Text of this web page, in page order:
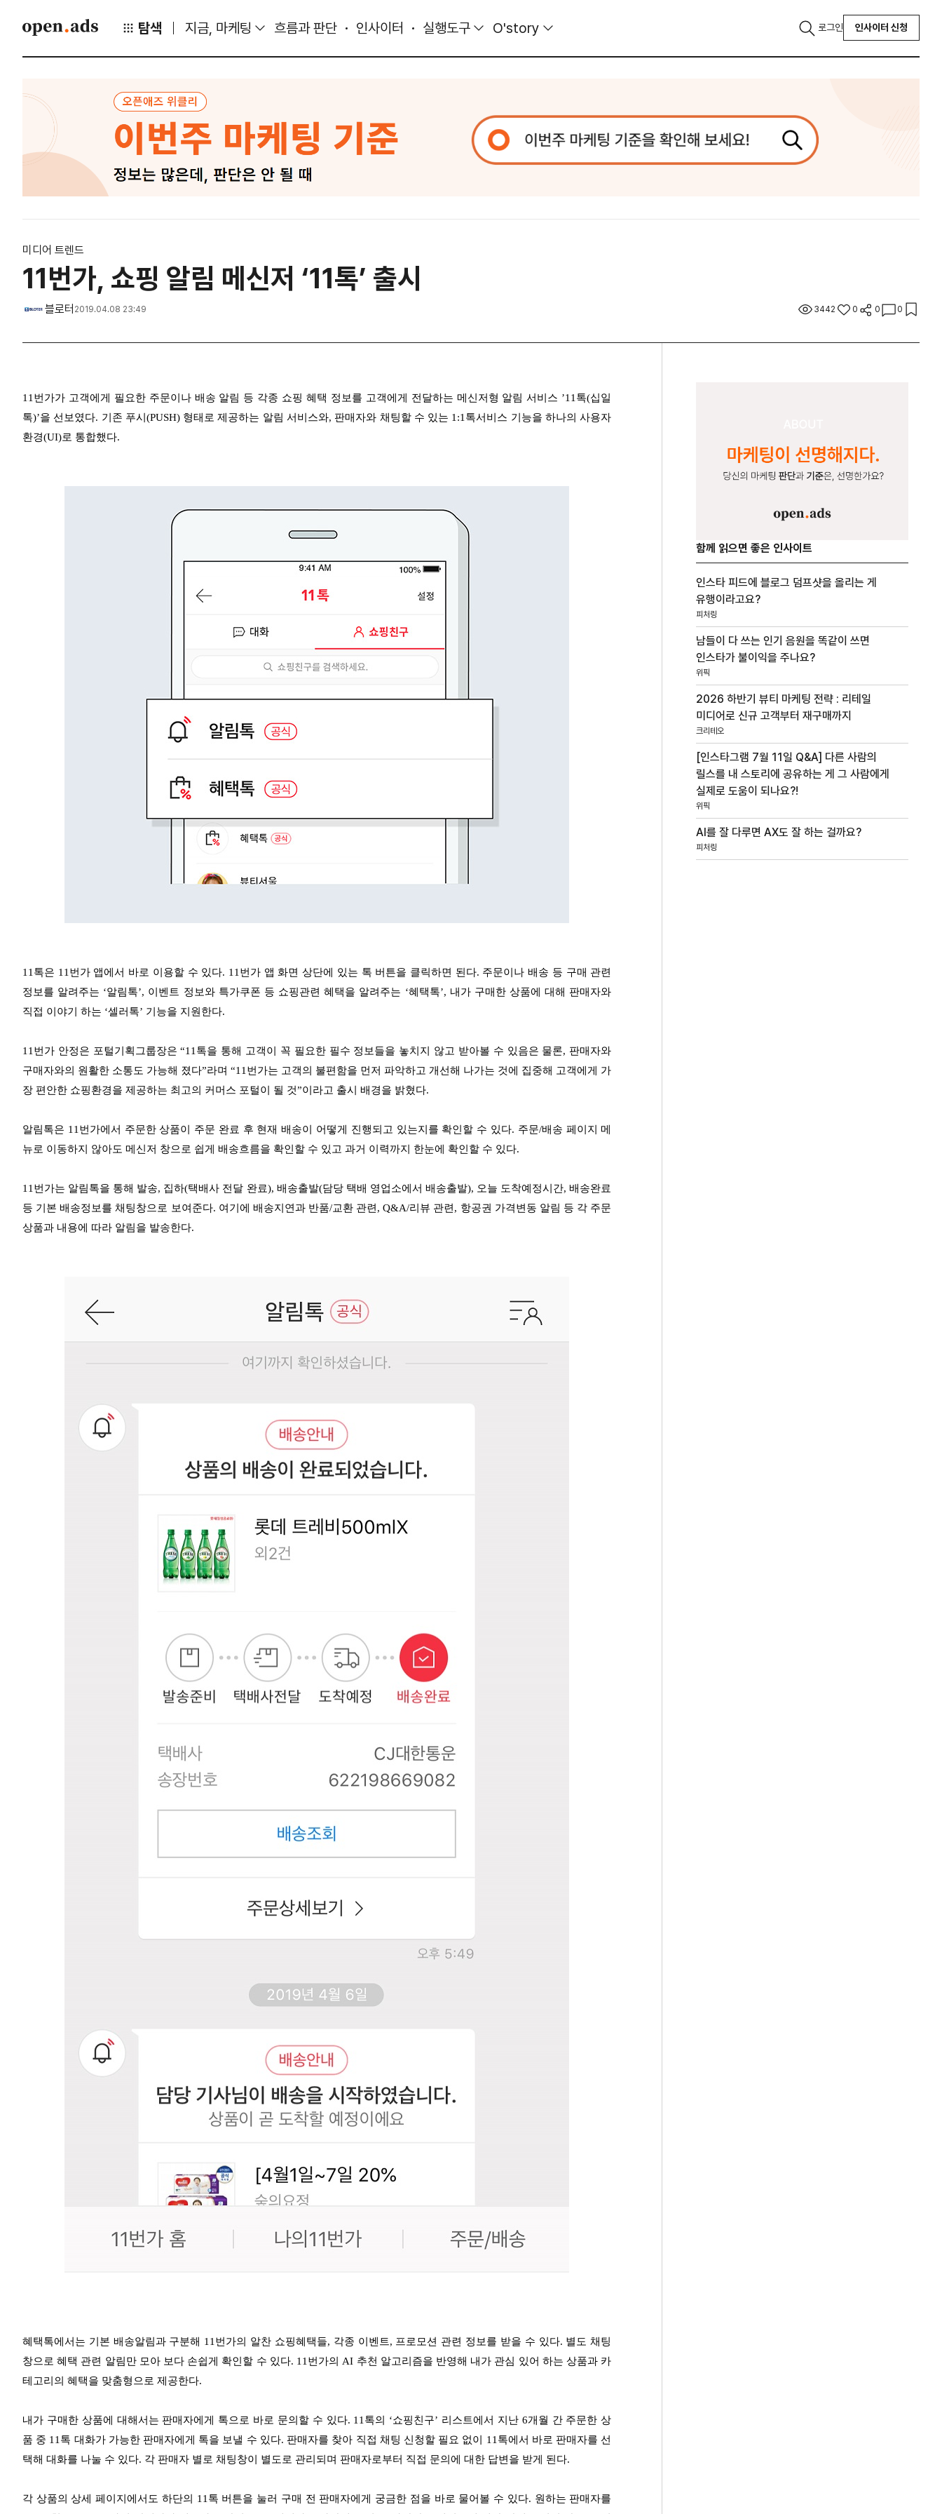
탐색 지금, 마케팅 흐름과 판단 인사이터 실행도구 O'story 로그인 인사이터 신청
미디어 트렌드
11번가, 쇼핑 알림 메신저 ‘11톡’ 출시
블로터 2019.04.08 23:49 3442 0 0 0
11번가가 고객에게 필요한 주문이나 배송 알림 등 각종 쇼핑 혜택 정보를 고객에게 전달하는 메신저형 알림 서비스 ’11톡(십일
톡)’을 선보였다. 기존 푸시(PUSH) 형태로 제공하는 알림 서비스와, 판매자와 채팅할 수 있는 1:1톡서비스 기능을 하나의 사용자
환경(UI)로 통합했다.
11톡은 11번가 앱에서 바로 이용할 수 있다. 11번가 앱 화면 상단에 있는 톡 버튼을 클릭하면 된다. 주문이나 배송 등 구매 관련
정보를 알려주는 ‘알림톡’, 이벤트 정보와 특가쿠폰 등 쇼핑관련 혜택을 알려주는 ‘혜택톡’, 내가 구매한 상품에 대해 판매자와
직접 이야기 하는 ‘셀러톡’ 기능을 지원한다.
11번가 안정은 포털기획그룹장은 “11톡을 통해 고객이 꼭 필요한 필수 정보들을 놓치지 않고 받아볼 수 있음은 물론, 판매자와
구매자와의 원활한 소통도 가능해 졌다”라며 “11번가는 고객의 불편함을 먼저 파악하고 개선해 나가는 것에 집중해 고객에게 가
장 편안한 쇼핑환경을 제공하는 최고의 커머스 포털이 될 것”이라고 출시 배경을 밝혔다.
알림톡은 11번가에서 주문한 상품이 주문 완료 후 현재 배송이 어떻게 진행되고 있는지를 확인할 수 있다. 주문/배송 페이지 메
뉴로 이동하지 않아도 메신저 창으로 쉽게 배송흐름을 확인할 수 있고 과거 이력까지 한눈에 확인할 수 있다.
11번가는 알림톡을 통해 발송, 집하(택배사 전달 완료), 배송출발(담당 택배 영업소에서 배송출발), 오늘 도착예정시간, 배송완료
등 기본 배송정보를 채팅창으로 보여준다. 여기에 배송지연과 반품/교환 관련, Q&A/리뷰 관련, 항공권 가격변동 알림 등 각 주문
상품과 내용에 따라 알림을 발송한다.
혜택톡에서는 기본 배송알림과 구분해 11번가의 알찬 쇼핑혜택들, 각종 이벤트, 프로모션 관련 정보를 받을 수 있다. 별도 채팅
창으로 혜택 관련 알림만 모아 보다 손쉽게 확인할 수 있다. 11번가의 AI 추천 알고리즘을 반영해 내가 관심 있어 하는 상품과 카
테고리의 혜택을 맞춤형으로 제공한다.
내가 구매한 상품에 대해서는 판매자에게 톡으로 바로 문의할 수 있다. 11톡의 ‘쇼핑친구’ 리스트에서 지난 6개월 간 주문한 상
품 중 11톡 대화가 가능한 판매자에게 톡을 보낼 수 있다. 판매자를 찾아 직접 채팅 신청할 필요 없이 11톡에서 바로 판매자를 선
택해 대화를 나눌 수 있다. 각 판매자 별로 채팅창이 별도로 관리되며 판매자로부터 직접 문의에 대한 답변을 받게 된다.
각 상품의 상세 페이지에서도 하단의 11톡 버튼을 눌러 구매 전 판매자에게 궁금한 점을 바로 물어볼 수 있다. 원하는 판매자를
함께 읽으면 좋은 인사이트
인스타 피드에 블로그 덤프샷을 올리는 게
유행이라고요?
피처링
남들이 다 쓰는 인기 음원을 똑같이 쓰면
인스타가 불이익을 주나요?
위픽
2026 하반기 뷰티 마케팅 전략 : 리테일
미디어로 신규 고객부터 재구매까지
크리테오
[인스타그램 7월 11일 Q&A] 다른 사람의
릴스를 내 스토리에 공유하는 게 그 사람에게
실제로 도움이 되나요?!
위픽
AI를 잘 다루면 AX도 잘 하는 걸까요?
피처링